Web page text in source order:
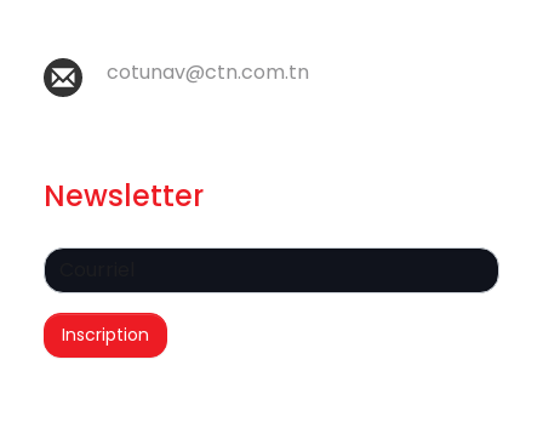
cotunav@ctn.com.tn
Newsletter